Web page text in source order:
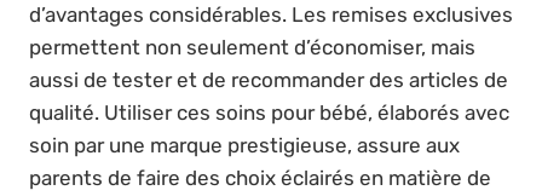
d’avantages considérables. Les remises exclusives
permettent non seulement d’économiser, mais
aussi de tester et de recommander des articles de
qualité. Utiliser ces soins pour bébé, élaborés avec
soin par une marque prestigieuse, assure aux
parents de faire des choix éclairés en matière de